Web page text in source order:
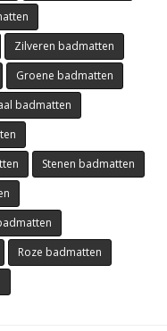
Zilveren badmatten
Groene badmatten
badmatten
Stenen badmatten
Roze badmatten